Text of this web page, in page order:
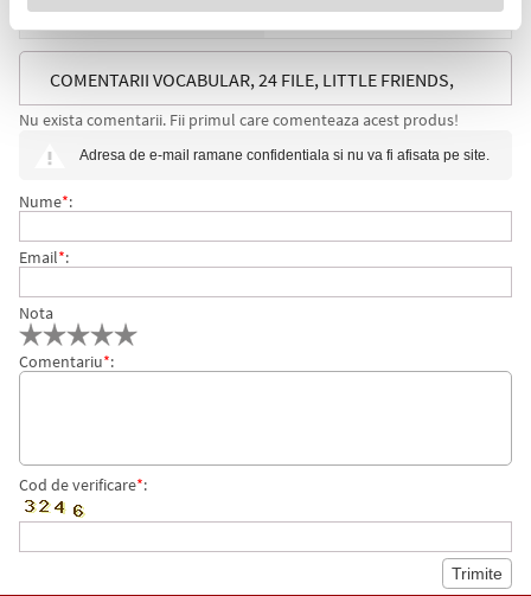
COMENTARII VOCABULAR, 24 FILE, LITTLE FRIENDS,
DIVERSE MODELE, HERLITZ
Nu exista comentarii. Fii primul care comenteaza acest produs!
Adresa de e-mail ramane confidentiala si nu va fi afisata pe site.
Nume*:
Email*:
Nota
Comentariu*:
Cod de verificare*: